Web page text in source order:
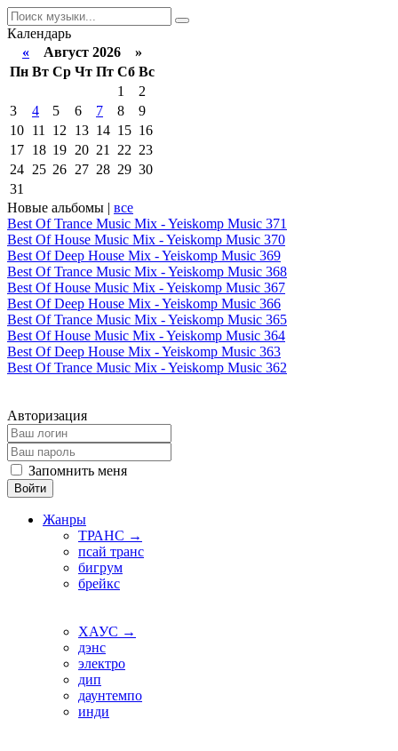
Календарь
« Август 2026 »
Пн Вт Ср Чт Пт Сб Вс
1
2
3
4 5 6 7 8
9
10 11 12 13 14 15 16
17 18 19 20 21 22 23
24 25 26 27 28 29 30
31
Новые альбомы | все
Best Of Trance Music Mix - Yeiskomp Music 371
Best Of House Music Mix - Yeiskomp Music 370
Best Of Deep House Mix - Yeiskomp Music 369
Best Of Trance Music Mix - Yeiskomp Music 368
Best Of House Music Mix - Yeiskomp Music 367
Best Of Deep House Mix - Yeiskomp Music 366
Best Of Trance Music Mix - Yeiskomp Music 365
Best Of House Music Mix - Yeiskomp Music 364
Best Of Deep House Mix - Yeiskomp Music 363
Best Of Trance Music Mix - Yeiskomp Music 362
Авторизация
Запомнить меня
Войти
Жанры
ТРАНС →
псай транс
бигрум
брейкс
ХАУС →
дэнс
электро
дип
даунтемпо
инди